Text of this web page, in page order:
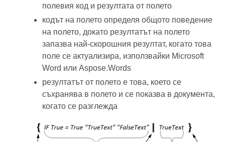
полевия код и резултата от полето
кодът на полето определя общото поведение
на полето, докато резултатът на полето
запазва най-скорошния резултат, когато това
поле се актуализира, използвайки Microsoft
Word или Aspose.Words
резултатът от полето е това, което се
съхранява в полето и се показва в документа,
когато се разглежда